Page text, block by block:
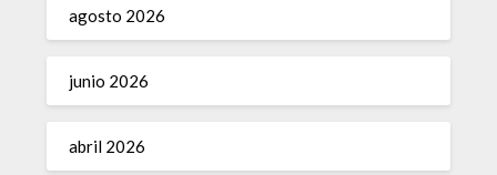
agosto 2026
junio 2026
abril 2026